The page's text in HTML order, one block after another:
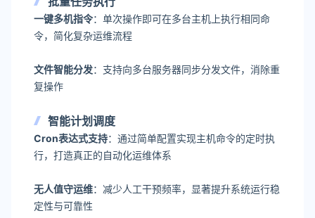
一键多机指令：单次操作即可在多台主机上执行相同命
令，简化复杂运维流程
文件智能分发：支持向多台服务器同步分发文件，消除重
复操作
智能计划调度
Cron表达式支持：通过简单配置实现主机命令的定时执
行，打造真正的自动化运维体系
无人值守运维：减少人工干预频率，显著提升系统运行稳
定性与可靠性